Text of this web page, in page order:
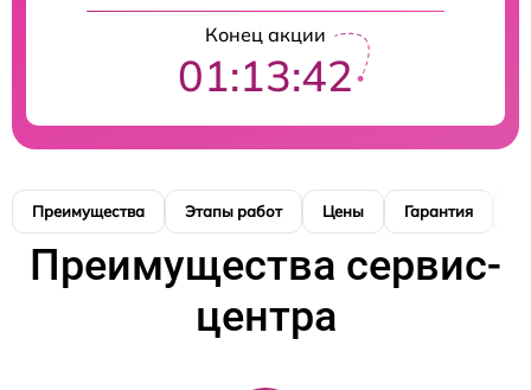
Конец акции
01:13:41
Преимущества Этапы работ Цены Гарантия
Преимущества сервис-
центра